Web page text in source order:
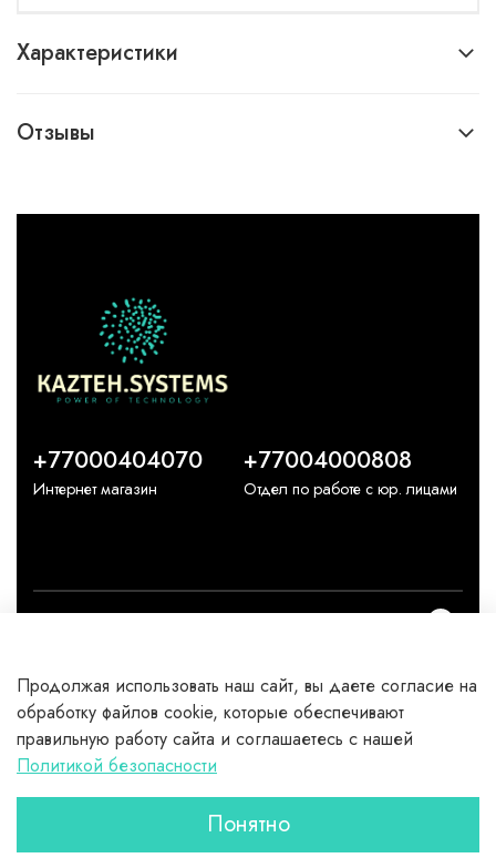
Характеристики
Отзывы
Каталог
Клиентам
+77000404070
Интернет магазин
+77004000808
Отдел по работе с юр. лицами
Продолжая использовать наш сайт, вы даете согласие на
обработку файлов cookie, которые обеспечивают
правильную работу сайта и соглашаетесь с нашей
Политикой безопасности
Понятно